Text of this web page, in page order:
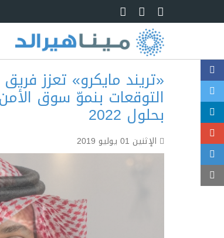
Skip to main content
«تريند مايكرو» تعزز
بحلول 2022
الإثنين 01 يوليو 2019